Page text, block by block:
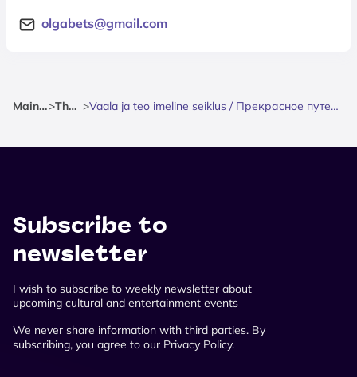
olgabets@gmail.com
Mainpage> Theatre > Vaala ja teo imeline seiklus / Прекрасное путешествие кита и улитки
Subscribe to
newsletter
I wish to subscribe to weekly newsletter about
upcoming cultural and entertainment events
We never share information with third parties. By
subscribing, you agree to our Privacy Policy.